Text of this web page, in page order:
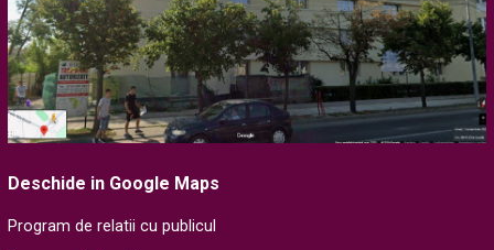
Deschide in Google Maps
Program de relatii cu publicul